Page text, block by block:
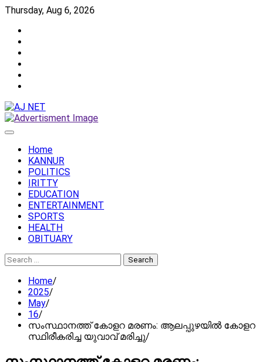
Skip
content
Thursday, Aug 6, 2026
Home
KANNUR
POLITICS
IRITTY
EDUCATION
ENTERTAINMENT
SPORTS
HEALTH
OBITUARY
Search
for:
Home
2025
May
16
സംസ്ഥാനത്ത് കോളറ മരണം: ആലപ്പുഴയിൽ കോളറ
സ്ഥിരീകരിച്ച യുവാവ് മരിച്ചു